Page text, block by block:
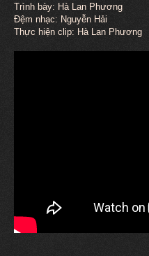
Trình bày: Hà Lan Phương
Đệm nhạc: Nguyễn Hải
Thực hiện clip: Hà Lan Phương